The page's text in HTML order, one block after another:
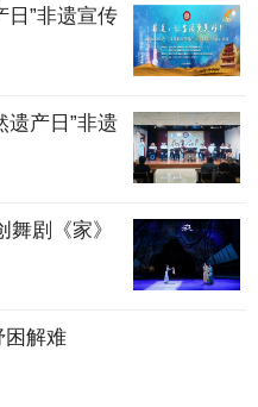
日”非遗宣传
遗产日”非遗
剧《家》
困解难